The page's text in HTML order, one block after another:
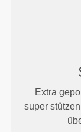
Extra
super